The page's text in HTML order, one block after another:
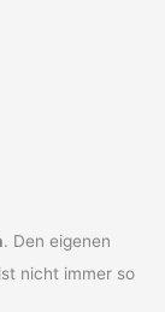
. Den eigenen
nicht immer so